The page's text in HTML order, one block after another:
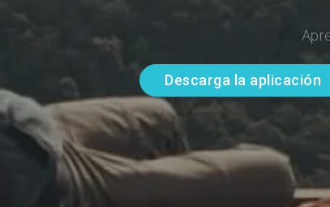
Descarga la aplicación